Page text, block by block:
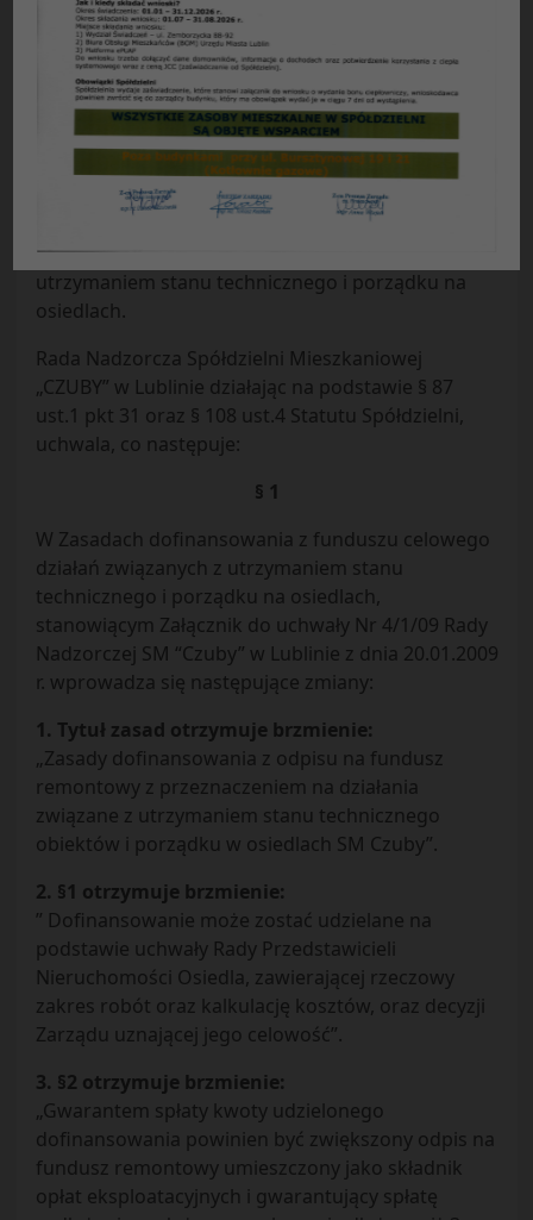
UCHWAŁA Nr 34/7/2022
Rady Nadzorczej
Spółdzielni Mieszkaniowej „Czuby”
w Lublinie z dnia 29.11.2022 r.
zmiany Zasad dofinansowania z
funduszu celowego działań związanych z
utrzymaniem stanu technicznego i porządku na
osiedlach.
Rada Nadzorcza Spółdzielni Mieszkaniowej
„CZUBY” w Lublinie działając na podstawie § 87
ust.1 pkt 31 oraz § 108 ust.4 Statutu Spółdzielni,
uchwala, co następuje:
§ 1
W Zasadach dofinansowania z funduszu celowego
działań związanych z utrzymaniem stanu
technicznego i porządku na osiedlach,
stanowiącym Załącznik do uchwały Nr 4/1/09 Rady
Nadzorczej SM “Czuby” w Lublinie z dnia 20.01.2009
r. wprowadza się następujące zmiany:
1. Tytuł zasad otrzymuje brzmienie:
„Zasady dofinansowania z odpisu na fundusz
remontowy z przeznaczeniem na działania
związane z utrzymaniem stanu technicznego
obiektów i porządku w osiedlach SM Czuby”.
2. §1 otrzymuje brzmienie:
” Dofinansowanie może zostać udzielane na
podstawie uchwały Rady Przedstawicieli
Nieruchomości Osiedla, zawierającej rzeczowy
zakres robót oraz kalkulację kosztów, oraz decyzji
Zarządu uznającej jego celowość”.
3. §2 otrzymuje brzmienie:
„Gwarantem spłaty kwoty udzielonego
dofinansowania powinien być zwiększony odpis na
fundusz remontowy umieszczony jako składnik
opłat eksploatacyjnych i gwarantujący spłatę